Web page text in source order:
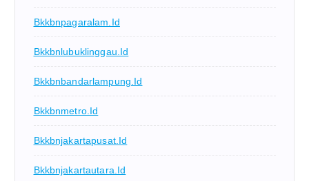
Bkkbnpagaralam.id
Bkkbnlubuklinggau.id
Bkkbnbandarlampung.id
Bkkbnmetro.id
Bkkbnjakartapusat.id
Bkkbnjakartautara.id